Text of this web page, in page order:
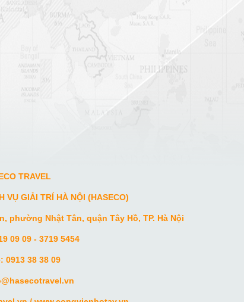
TRAVEL
VỤ GIẢI TRÍ HÀ NỘI (HASECO)
phường Nhật Tân, quận Tây Hồ, TP. Hà Nội
09 09 - 3719 5454
0913 38 38 09
@hasecotravel.vn